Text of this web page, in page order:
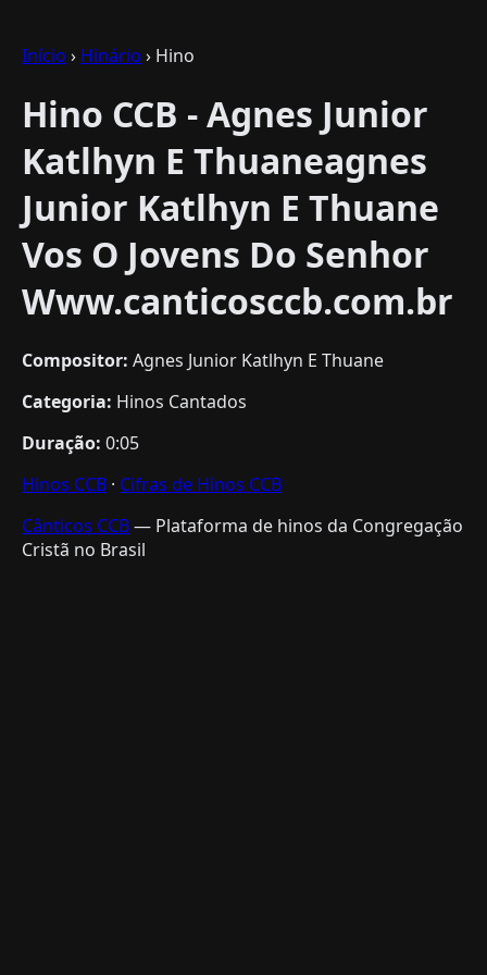
Início › Hinário › Hino
Hino CCB - Agnes Junior
Katlhyn E Thuaneagnes
Junior Katlhyn E Thuane
Vos O Jovens Do Senhor
Www.canticosccb.com.br
Compositor: Agnes Junior Katlhyn E Thuane
Categoria: Hinos Cantados
Duração: 0:05
Hinos CCB · Cifras de Hinos CCB
Cânticos CCB— Plataforma de hinos da Congregação
Cristã no Brasil